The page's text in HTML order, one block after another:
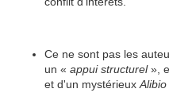
Ce ne sont pas les
un « appui structurel»,
et d'un mystérieux